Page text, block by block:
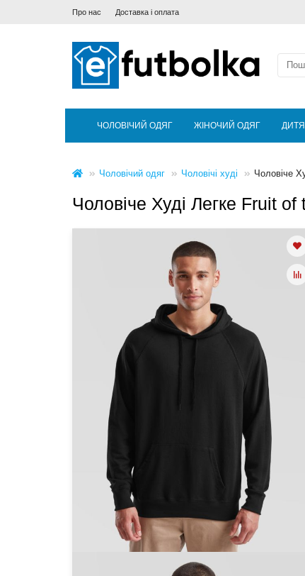
Про нас Доставка і оплата
ЧОЛОВІЧИЙ ОДЯГ ЖІНОЧИЙ ОДЯГ
Чоловічий одяг Чоловічі худі Чоловіче
Чоловіче Худі Легке Fruit